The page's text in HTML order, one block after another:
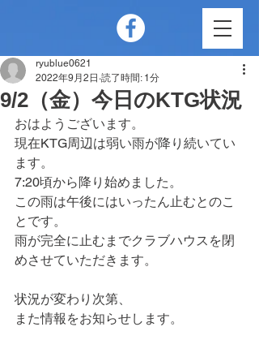
9/2（金）今日のKTG状況
ryublue0621
2022年9月2日 読了時間: 1分
おはようございます。
現在KTG周辺は弱い雨が降り続いてい
ます。
7:20頃から降り始めました。
この雨は午後にはいったん止むとのこ
とです。
雨が完全に止むまでクラブハウスを閉
めさせていただきます。
状況が変わり次第、
また情報をお知らせします。